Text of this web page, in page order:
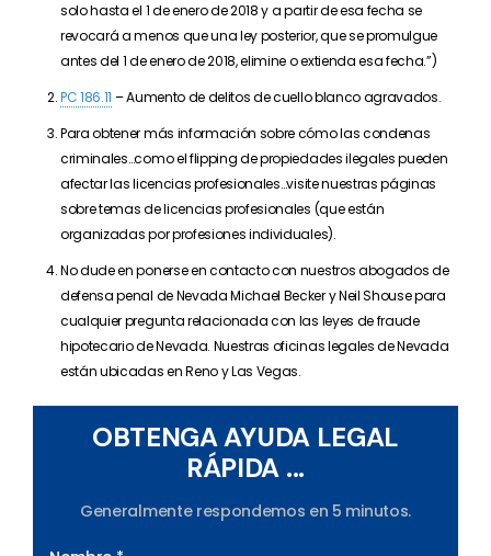
solo hasta el 1 de enero de 2018 y a partir de esa fecha se
revocará a menos que una ley posterior, que se promulgue
antes del 1 de enero de 2018, elimine o extienda esa fecha.”)
PC 186.11 – Aumento de delitos de cuello blanco agravados.
Para obtener más información sobre cómo las condenas
criminales…como el flipping de propiedades ilegales pueden
afectar las licencias profesionales…visite nuestras páginas
sobre temas de licencias profesionales (que están
organizadas por profesiones individuales).
No dude en ponerse en contacto con nuestros abogados de
defensa penal de Nevada Michael Becker y Neil Shouse para
cualquier pregunta relacionada con las leyes de fraude
hipotecario de Nevada. Nuestras oficinas legales de Nevada
están ubicadas en Reno y Las Vegas.
OBTENGA AYUDA LEGAL
RÁPIDA ...
Generalmente respondemos en 5 minutos.